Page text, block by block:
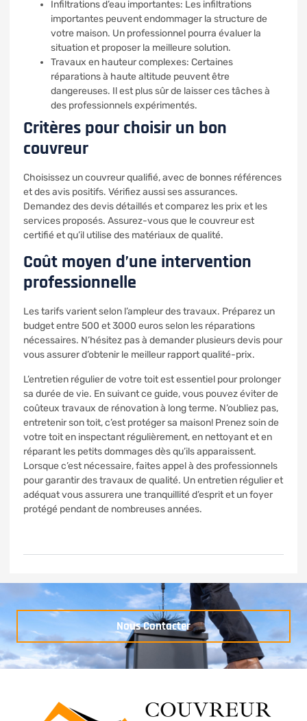
Infiltrations d’eau importantes: Les infiltrations
importantes peuvent endommager la structure de
votre maison. Un professionnel pourra évaluer la
situation et proposer la meilleure solution.
Travaux en hauteur complexes: Certaines
réparations à haute altitude peuvent être
dangereuses. Il est plus sûr de laisser ces tâches à
des professionnels expérimentés.
Critères pour choisir un bon
couvreur
Choisissez un couvreur qualifié, avec de bonnes références
et des avis positifs. Vérifiez aussi ses assurances.
Demandez des devis détaillés et comparez les prix et les
services proposés. Assurez-vous que le couvreur est
certifié et qu’il utilise des matériaux de qualité.
Coût moyen d’une intervention
professionnelle
Les tarifs varient selon l’ampleur des travaux. Préparez un
budget entre 500 et 3000 euros selon les réparations
nécessaires. N’hésitez pas à demander plusieurs devis pour
vous assurer d’obtenir le meilleur rapport qualité-prix.
L’entretien régulier de votre toit est essentiel pour prolonger
sa durée de vie. En suivant ce guide, vous pouvez éviter de
coûteux travaux de rénovation à long terme. N’oubliez pas,
entretenir son toit, c’est protéger sa maison! Prenez soin de
votre toit en inspectant régulièrement, en nettoyant et en
réparant les petits dommages dès qu’ils apparaissent.
Lorsque c’est nécessaire, faites appel à des professionnels
pour garantir des travaux de qualité. Un entretien régulier et
adéquat vous assurera une tranquillité d’esprit et un foyer
protégé pendant de nombreuses années.
Nous Contacter